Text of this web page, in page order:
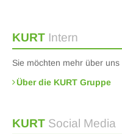
KURT Intern
Sie möchten mehr über
Über die KURT Gruppe
KURT Social Media